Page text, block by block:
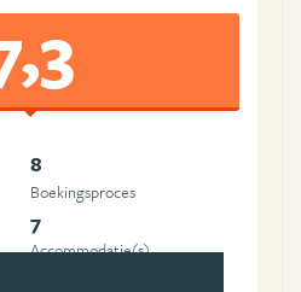
8
Boekingsproces
7
Accommodatie(s)